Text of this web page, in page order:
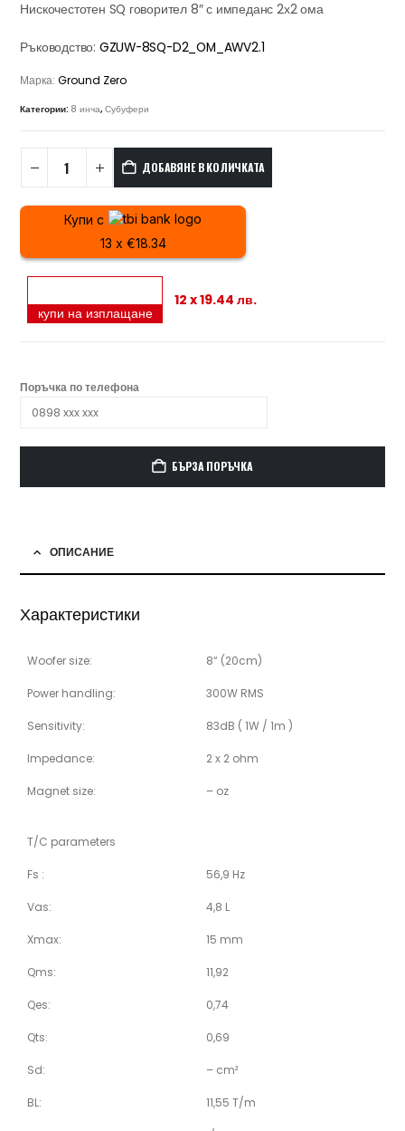
Нискочестотен SQ говорител 8″ с импеданс 2х2 ома
Ръководство: GZUW-8SQ-D2_OM_AWV2.1
Марка:Ground Zero
Категории: 8 инча,Субуфери
ДОБАВЯНЕ В КОЛИЧКАТА
Купи с
13 x €18.34
купи на изплащане
12 x 19.44 лв.
Поръчка по телефона
БЪРЗА ПОРЪЧКА
ОПИСАНИЕ
Характеристики
Woofer size: 8“ (20cm)
Power handling: 300W RMS
Sensitivity: 83dB ( 1W / 1m )
Impedance: 2 x 2 ohm
Magnet size: – oz
T/C parameters
Fs : 56,9 Hz
Vas: 4,8 L
Xmax: 15 mm
Qms: 11,92
Qes: 0,74
Qts: 0,69
Sd: – cm²
BL: 11,55 T/m